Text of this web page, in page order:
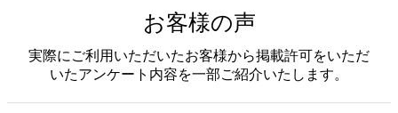
お客様の声
実際にご利用いただいたお客様から掲載許可をいただ
いたアンケート内容を一部ご紹介いたします。